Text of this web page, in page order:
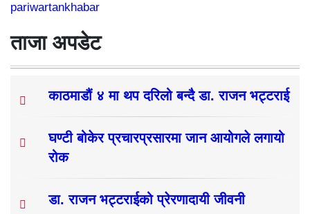
pariwartankhabar
ताजा अपडेट
काठमाडौं ४ मा थप दरिलो बन्दै डा. राजन भट्टराई
घण्टी बोकेर प्रचारप्रसारमा जान आयोगले लगायो
रोक
डा. राजन भट्टराईको प्रेरणादायी जीवनी